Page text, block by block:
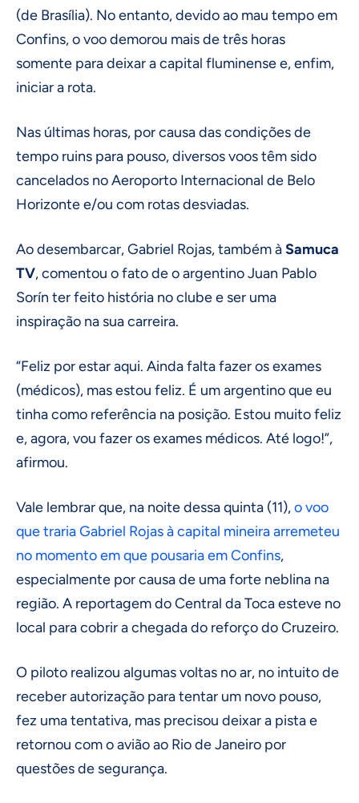
(de Brasília). No entanto, devido ao mau tempo em
Confins, o voo demorou mais de três horas
somente para deixar a capital fluminense e, enfim,
iniciar a rota.
Nas últimas horas, por causa das condições de
tempo ruins para pouso, diversos voos têm sido
cancelados no Aeroporto Internacional de Belo
Horizonte e/ou com rotas desviadas.
Ao desembarcar, Gabriel Rojas, também àSamuca
TV, comentou o fato de o argentino Juan Pablo
Sorín ter feito história no clube e ser uma
inspiração na sua carreira.
“Feliz por estar aqui. Ainda falta fazer os exames
(médicos), mas estou feliz. É um argentino que eu
tinha como referência na posição. Estou muito feliz
e, agora, vou fazer os exames médicos. Até logo!”,
afirmou.
Vale lembrar que, na noite dessa quinta (11),o voo
que traria Gabriel Rojas à capital mineira arremeteu
no momento em que pousaria em Confins,
especialmente por causa de uma forte neblina na
região. A reportagem do Central da Toca esteve no
local para cobrir a chegada do reforço do Cruzeiro.
O piloto realizou algumas voltas no ar, no intuito de
receber autorização para tentar um novo pouso,
fez uma tentativa, mas precisou deixar a pista e
retornou com o avião ao Rio de Janeiro por
questões de segurança.